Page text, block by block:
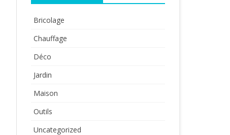
Bricolage
Chauffage
Déco
Jardin
Maison
Outils
Uncategorized